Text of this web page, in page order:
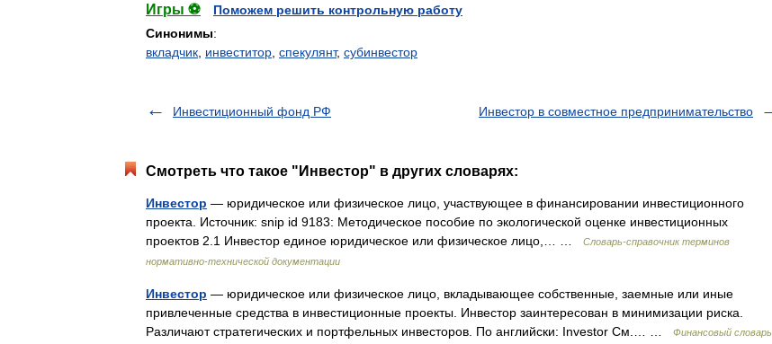
Игры ⚽
Поможем решить контрольную работу
Синонимы:
вкладчик инвеститор спекулянт, субинвестор
Инвестиционный фонд РФ Инвестор в совместное предпринимательство
Смотреть что такое "Инвестор" в других словарях:
Инвестор — юридическое или физическое лицо, участвующее в финансировании инвестиционного
проекта. Источник: snip id 9183: Методическое пособие по экологической оценке инвестиционных
проектов 2.1 Инвестор единое юридическое или физическое лицо,… …
Словарь-справочник терминов
нормативно-технической документации
Инвестор — юридическое или физическое лицо, вкладывающее собственные, заемные или иные
привлеченные средства в инвестиционные проекты. Инвестор заинтересован в минимизации риска.
Различают стратегических и портфельных инвесторов. По английски: Investor См.… …
Финансовый словарь